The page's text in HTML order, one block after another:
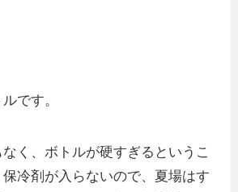
です。
く、ボトルが硬すぎるというこ
冷剤が入らないので、夏場はす